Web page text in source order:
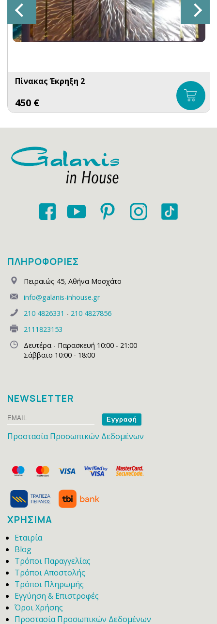
Πίνακας Έκρηξη 2
450 €
ΠΛΗΡΟΦΟΡΙΕΣ
Πειραιώς 45, Αθήνα Μοσχάτο
info@galanis-inhouse.gr
210 4826331 - 210 4827856
2111823153
Δευτέρα - Παρασκευή 10:00 - 21:00
Σάββατο 10:00 - 18:00
NEWSLETTER
Email
Name
Προστασία Προσωπικών Δεδομένων
ΧΡΗΣΙΜΑ
Εταιρία
Blog
Τρόποι Παραγγελίας
Τρόποι Αποστολής
Τρόποι Πληρωμής
Εγγύηση & Επιστροφές
Όροι Χρήσης
Προστασία Προσωπικών Δεδομένων